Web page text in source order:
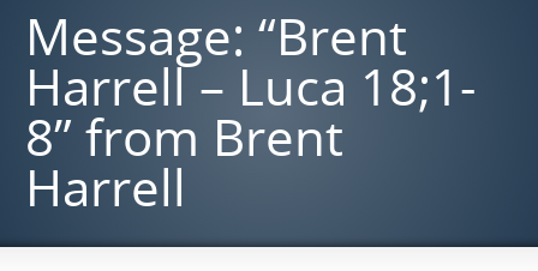
Message: “Brent
Harrell – Luca 18;1-
8” from Brent
Harrell